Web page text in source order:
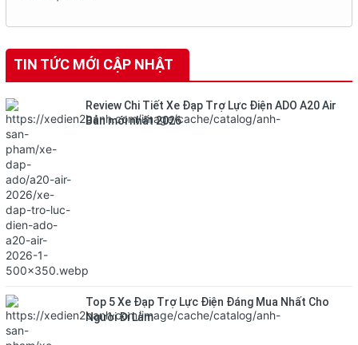
TIN TỨC MỚI CẬP NHẬT
Review Chi Tiết Xe Đạp Trợ Lực Điện ADO A20 Air
Bản mới nhất 2026
Top 5 Xe Đạp Trợ Lực Điện Đáng Mua Nhất Cho
Người Đi Làm